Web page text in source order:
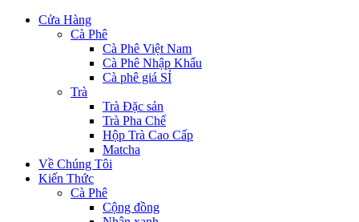
Cửa Hàng
Cà Phê
Cà Phê Việt Nam
Cà Phê Nhập Khẩu
Cà phê giá SỈ
Trà
Trà Đặc sản
Trà Pha Chế
Hộp Trà Cao Cấp
Matcha
Về Chúng Tôi
Kiến Thức
Cà Phê
Cộng đồng